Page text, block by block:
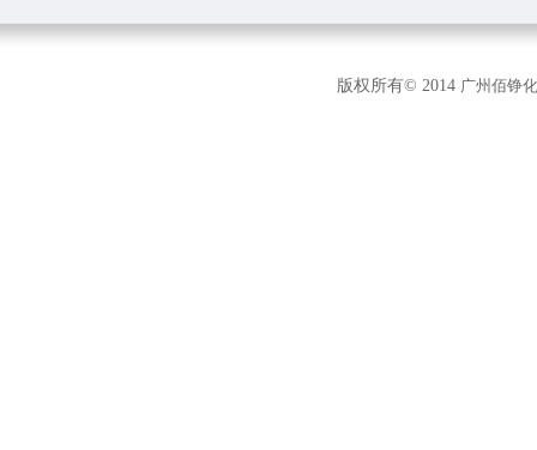
版权所有© 2014 广州佰铮